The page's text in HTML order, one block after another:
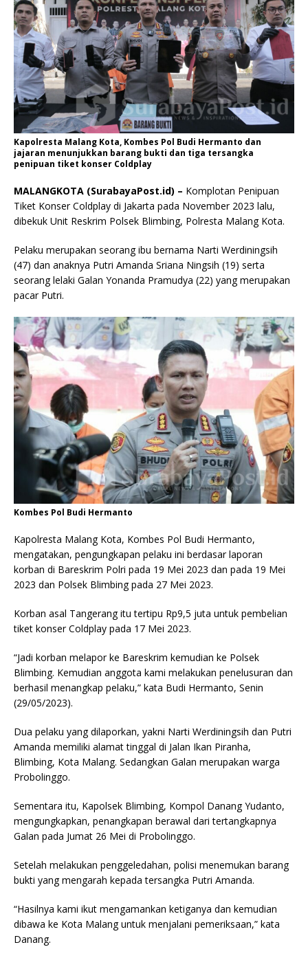
Kapolresta Malang Kota, Kombes Pol Budi Hermanto dan
jajaran menunjukkan barang bukti dan tiga tersangka
penipuan tiket konser Coldplay
MALANGKOTA (SurabayaPost.id) – Komplotan Penipuan
Tiket Konser Coldplay di Jakarta pada November 2023 lalu,
dibekuk Unit Reskrim Polsek Blimbing, Polresta Malang Kota.
Pelaku merupakan seorang ibu bernama Narti Werdiningsih
(47) dan anaknya Putri Amanda Sriana Ningsih (19) serta
seorang lelaki Galan Yonanda Pramudya (22) yang merupakan
pacar Putri.
Kombes Pol Budi Hermanto
Kapolresta Malang Kota, Kombes Pol Budi Hermanto,
mengatakan, pengungkapan pelaku ini berdasar laporan
korban di Bareskrim Polri pada 19 Mei 2023 dan pada 19 Mei
2023 dan Polsek Blimbing pada 27 Mei 2023.
Korban asal Tangerang itu tertipu Rp9,5 juta untuk pembelian
tiket konser Coldplay pada 17 Mei 2023.
“Jadi korban melapor ke Bareskrim kemudian ke Polsek
Blimbing. Kemudian anggota kami melakukan penelusuran dan
berhasil menangkap pelaku,” kata Budi Hermanto, Senin
(29/05/2023).
Dua pelaku yang dilaporkan, yakni Narti Werdiningsih dan Putri
Amanda memiliki alamat tinggal di Jalan Ikan Piranha,
Blimbing, Kota Malang. Sedangkan Galan merupakan warga
Probolinggo.
Sementara itu, Kapolsek Blimbing, Kompol Danang Yudanto,
mengungkapkan, penangkapan berawal dari tertangkapnya
Galan pada Jumat 26 Mei di Probolinggo.
Setelah melakukan penggeledahan, polisi menemukan barang
bukti yang mengarah kepada tersangka Putri Amanda.
“Hasilnya kami ikut mengamankan ketiganya dan kemudian
dibawa ke Kota Malang untuk menjalani pemeriksaan,” kata
Danang.